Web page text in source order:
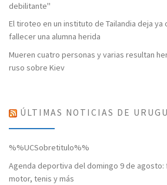
debilitante"
El tiroteo en un instituto de Tailandia deja
fallecer una alumna herida
Mueren cuatro personas y varias resultan
ruso sobre Kiev
ÚLTIMAS NOTICIAS DE
%%UCSobretitulo%%
Agenda deportiva del domingo 9 de
motor, tenis y más